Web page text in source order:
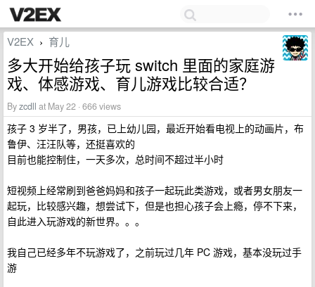
V2EX › 育儿
多大开始给孩子玩 switch 里面的家庭游
戏、体感游戏、育儿游戏比较合适？
Byzcdll at May 22 · 666 views
孩子 3 岁半了，男孩，已上幼儿园，最近开始看电视上的动画片，布
鲁伊、汪汪队等，还挺喜欢的
目前也能控制住，一天多次，总时间不超过半小时
短视频上经常刷到爸爸妈妈和孩子一起玩此类游戏，或者男女朋友一
起玩，比较感兴趣，想尝试下，但是也担心孩子会上瘾，停不下来，
自此进入玩游戏的新世界。。。
我自己已经多年不玩游戏了，之前玩过几年 PC 游戏，基本没玩过手
游